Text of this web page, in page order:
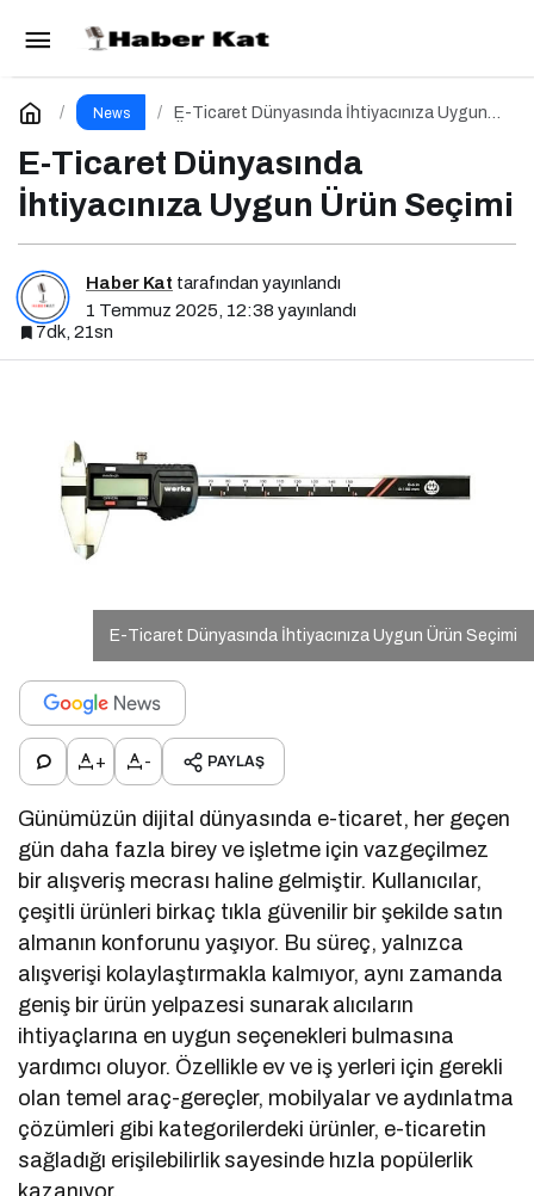
News
E-Ticaret Dünyasında İhtiyacınıza Uygun
E-Ticaret Dünyasında
İhtiyacınıza Uygun Ürün Seçimi
Haber Kat tarafından yayınlandı
1 Temmuz 2025, 12:38 yayınlandı
7dk, 21sn
E-Ticaret Dünyasında İhtiyacınıza Uygun Ürün Seçimi
+ - PAYLAŞ
Günümüzün dijital dünyasında e-ticaret, her geçen
gün daha fazla birey ve işletme için vazgeçilmez
bir alışveriş mecrası haline gelmiştir. Kullanıcılar,
çeşitli ürünleri birkaç tıkla güvenilir bir şekilde satın
almanın konforunu yaşıyor. Bu süreç, yalnızca
alışverişi kolaylaştırmakla kalmıyor, aynı zamanda
geniş bir ürün yelpazesi sunarak alıcıların
ihtiyaçlarına en uygun seçenekleri bulmasına
yardımcı oluyor. Özellikle ev ve iş yerleri için gerekli
olan temel araç-gereçler, mobilyalar ve aydınlatma
çözümleri gibi kategorilerdeki ürünler, e-ticaretin
sağladığı erişilebilirlik sayesinde hızla popülerlik
E-Ticaret Dünyasında İhtiyacınıza Uygun Ürün
Seçimi
Yorum Yap